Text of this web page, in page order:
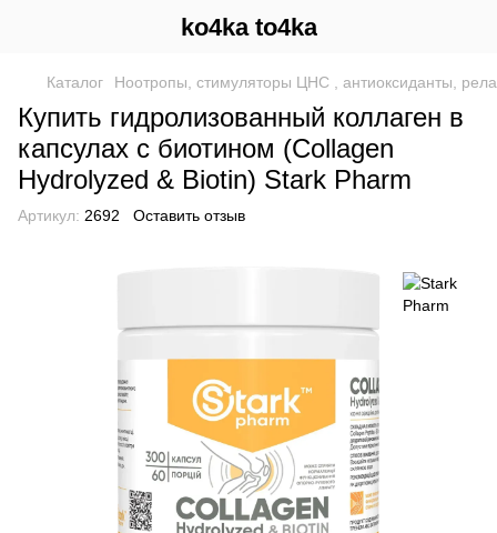
ko4ka to4ka
Каталог Ноотропы, стимуляторы ЦНС , антиоксиданты,
Купить гидролизованный коллаген в
капсулах с биотином (Collagen
Hydrolyzed & Biotin) Stark Pharm
Артикул: 2692 Оставить отзыв